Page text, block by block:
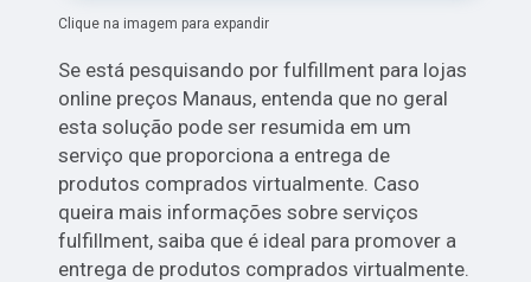
Clique na imagem para expandir
Se está pesquisando por fulfillment para lojas
online preços Manaus, entenda que no geral
esta solução pode ser resumida em um
serviço que proporciona a entrega de
produtos comprados virtualmente. Caso
queira mais informações sobre serviços
fulfillment, saiba que é ideal para promover a
entrega de produtos comprados virtualmente.